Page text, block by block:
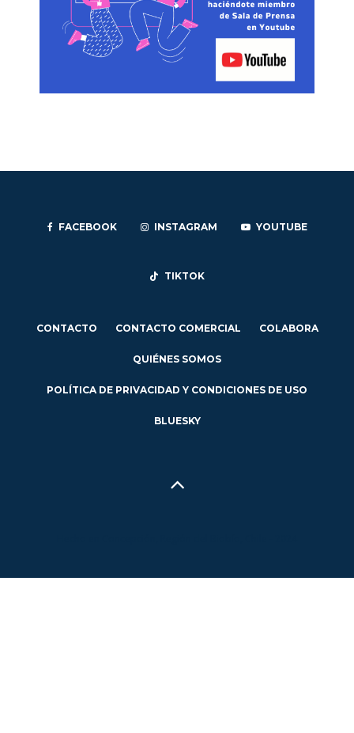
FACEBOOK INSTAGRAM YOUTUBE
TIKTOK
CONTACTO CONTACTO COMERCIAL COLABORA
QUIÉNES SOMOS
POLÍTICA DE PRIVACIDAD Y CONDICIONES DE USO
BLUESKY